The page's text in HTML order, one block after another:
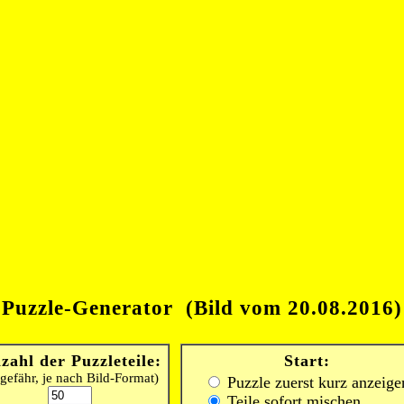
Puzzle-Generator (Bild vom 20.08.2016)
der Puzzleteile:
je nach Bild-Format)
Start:
Puzzle zuerst kurz